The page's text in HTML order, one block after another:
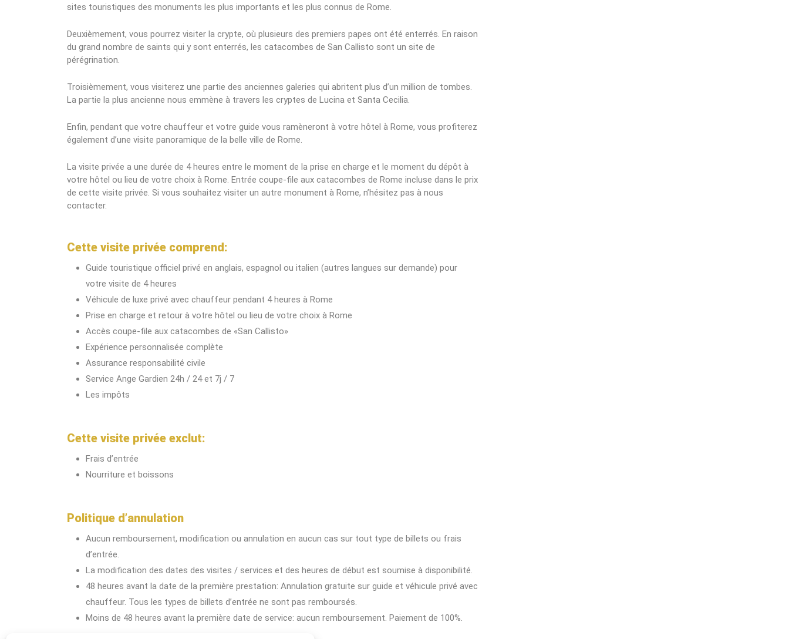
sites touristiques des monuments les plus importants et les plus connus de Rome.
Deuxièmement, vous pourrez visiter la crypte, où plusieurs des premiers papes ont été enterrés. En raison
du grand nombre de saints qui y sont enterrés, les catacombes de San Callisto sont un site de
pérégrination.
Troisièmement, vous visiterez une partie des anciennes galeries qui abritent plus d’un million de tombes.
La partie la plus ancienne nous emmène à travers les cryptes de Lucina et Santa Cecilia.
Enfin, pendant que votre chauffeur et votre guide vous ramèneront à votre hôtel à Rome, vous profiterez
également d’une visite panoramique de la belle ville de Rome.
La visite privée a une durée de 4 heures entre le moment de la prise en charge et le moment du dépôt à
votre hôtel ou lieu de votre choix à Rome. Entrée coupe-file aux catacombes de Rome incluse dans le prix
de cette visite privée. Si vous souhaitez visiter un autre monument à Rome, n’hésitez pas à nous
contacter.
Cette visite privée comprend:
Guide touristique officiel privé en anglais, espagnol ou italien (autres langues sur demande) pour
votre visite de 4 heures
Véhicule de luxe privé avec chauffeur pendant 4 heures à Rome
Prise en charge et retour à votre hôtel ou lieu de votre choix à Rome
Accès coupe-file aux catacombes de «San Callisto»
Expérience personnalisée complète
Assurance responsabilité civile
Service Ange Gardien 24h / 24 et 7j / 7
Les impôts
Cette visite privée exclut:
Frais d’entrée
Nourriture et boissons
Politique d’annulation
Aucun remboursement, modification ou annulation en aucun cas sur tout type de billets ou frais
d’entrée.
La modification des dates des visites / services et des heures de début est soumise à disponibilité.
48 heures avant la date de la première prestation: Annulation gratuite sur guide et véhicule privé avec
chauffeur. Tous les types de billets d’entrée ne sont pas remboursés.
Moins de 48 heures avant la première date de service: aucun remboursement. Paiement de 100%.